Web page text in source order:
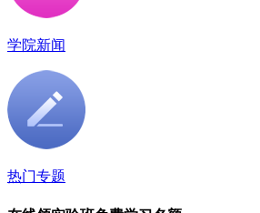
学院新闻
热门专题